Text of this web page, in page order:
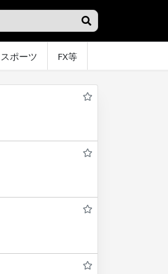
スポーツ FX等